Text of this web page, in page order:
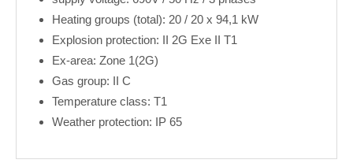
Heating groups (total): 20 / 20 x 94,1 kW
Explosion protection: II 2G Exe II T1
Ex-area: Zone 1(2G)
Gas group: II C
Temperature class: T1
Weather protection: IP 65